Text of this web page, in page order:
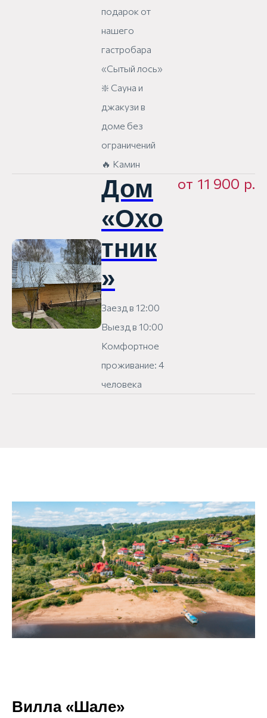
подарок от
нашего
гастробара
«Сытый лось»
❇️ Сауна и
джакузи в
доме без
ограничений
🔥 Камин
Дом
«Охо
тник
»
Заезд в 12:00
Выезд в 10:00
Комфортное
проживание: 4
человека
от 11 900 р.
Вилла «Шале»